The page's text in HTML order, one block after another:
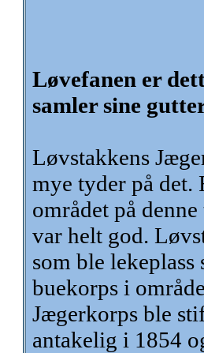
Løvefanen er
samler sine
Løvstakkens
mye tyder på det.
området på
var helt god.
som ble
buekorps i
Jægerkorps ble
antakelig i 1854